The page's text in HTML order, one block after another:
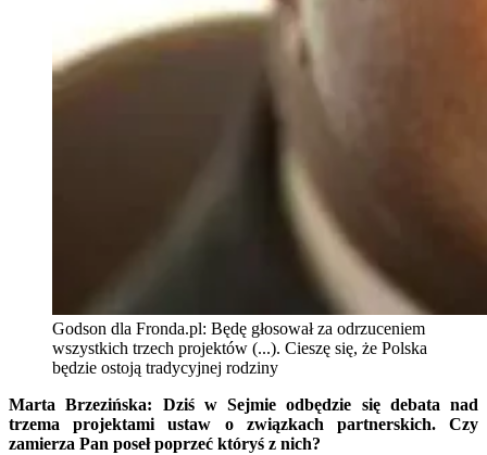
Godson dla Fronda.pl: Będę głosował za odrzuceniem
wszystkich trzech projektów (...). Cieszę się, że Polska
będzie ostoją tradycyjnej rodziny
Marta Brzezińska: Dziś w Sejmie odbędzie się debata nad
trzema projektami ustaw o związkach partnerskich. Czy
zamierza Pan poseł poprzeć któryś z nich?